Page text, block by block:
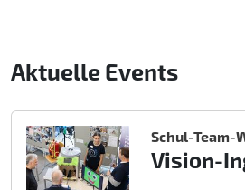
Aktuelle Events
Schul-Team-
Vision-